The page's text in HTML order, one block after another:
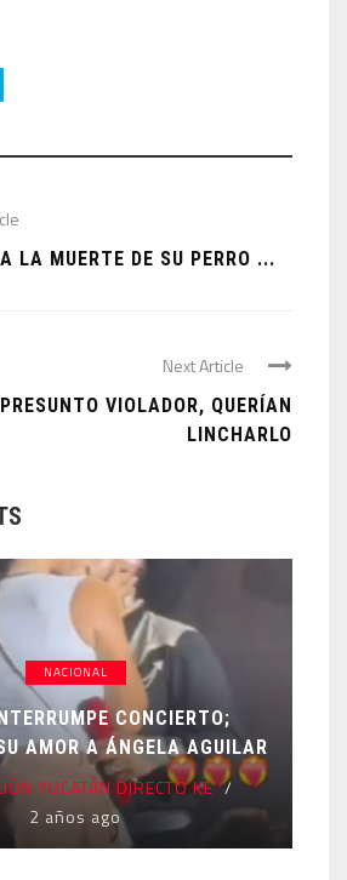
LA MUERTE DE SU PERRO ...
Next Article
VIOLADOR, QUERÍAN
LINCHARLO
NACIONAL
CONCIERTO;
AMOR A ÁNGELA AGUILAR
YUCATÁN DIRECTO KE
2 años ago